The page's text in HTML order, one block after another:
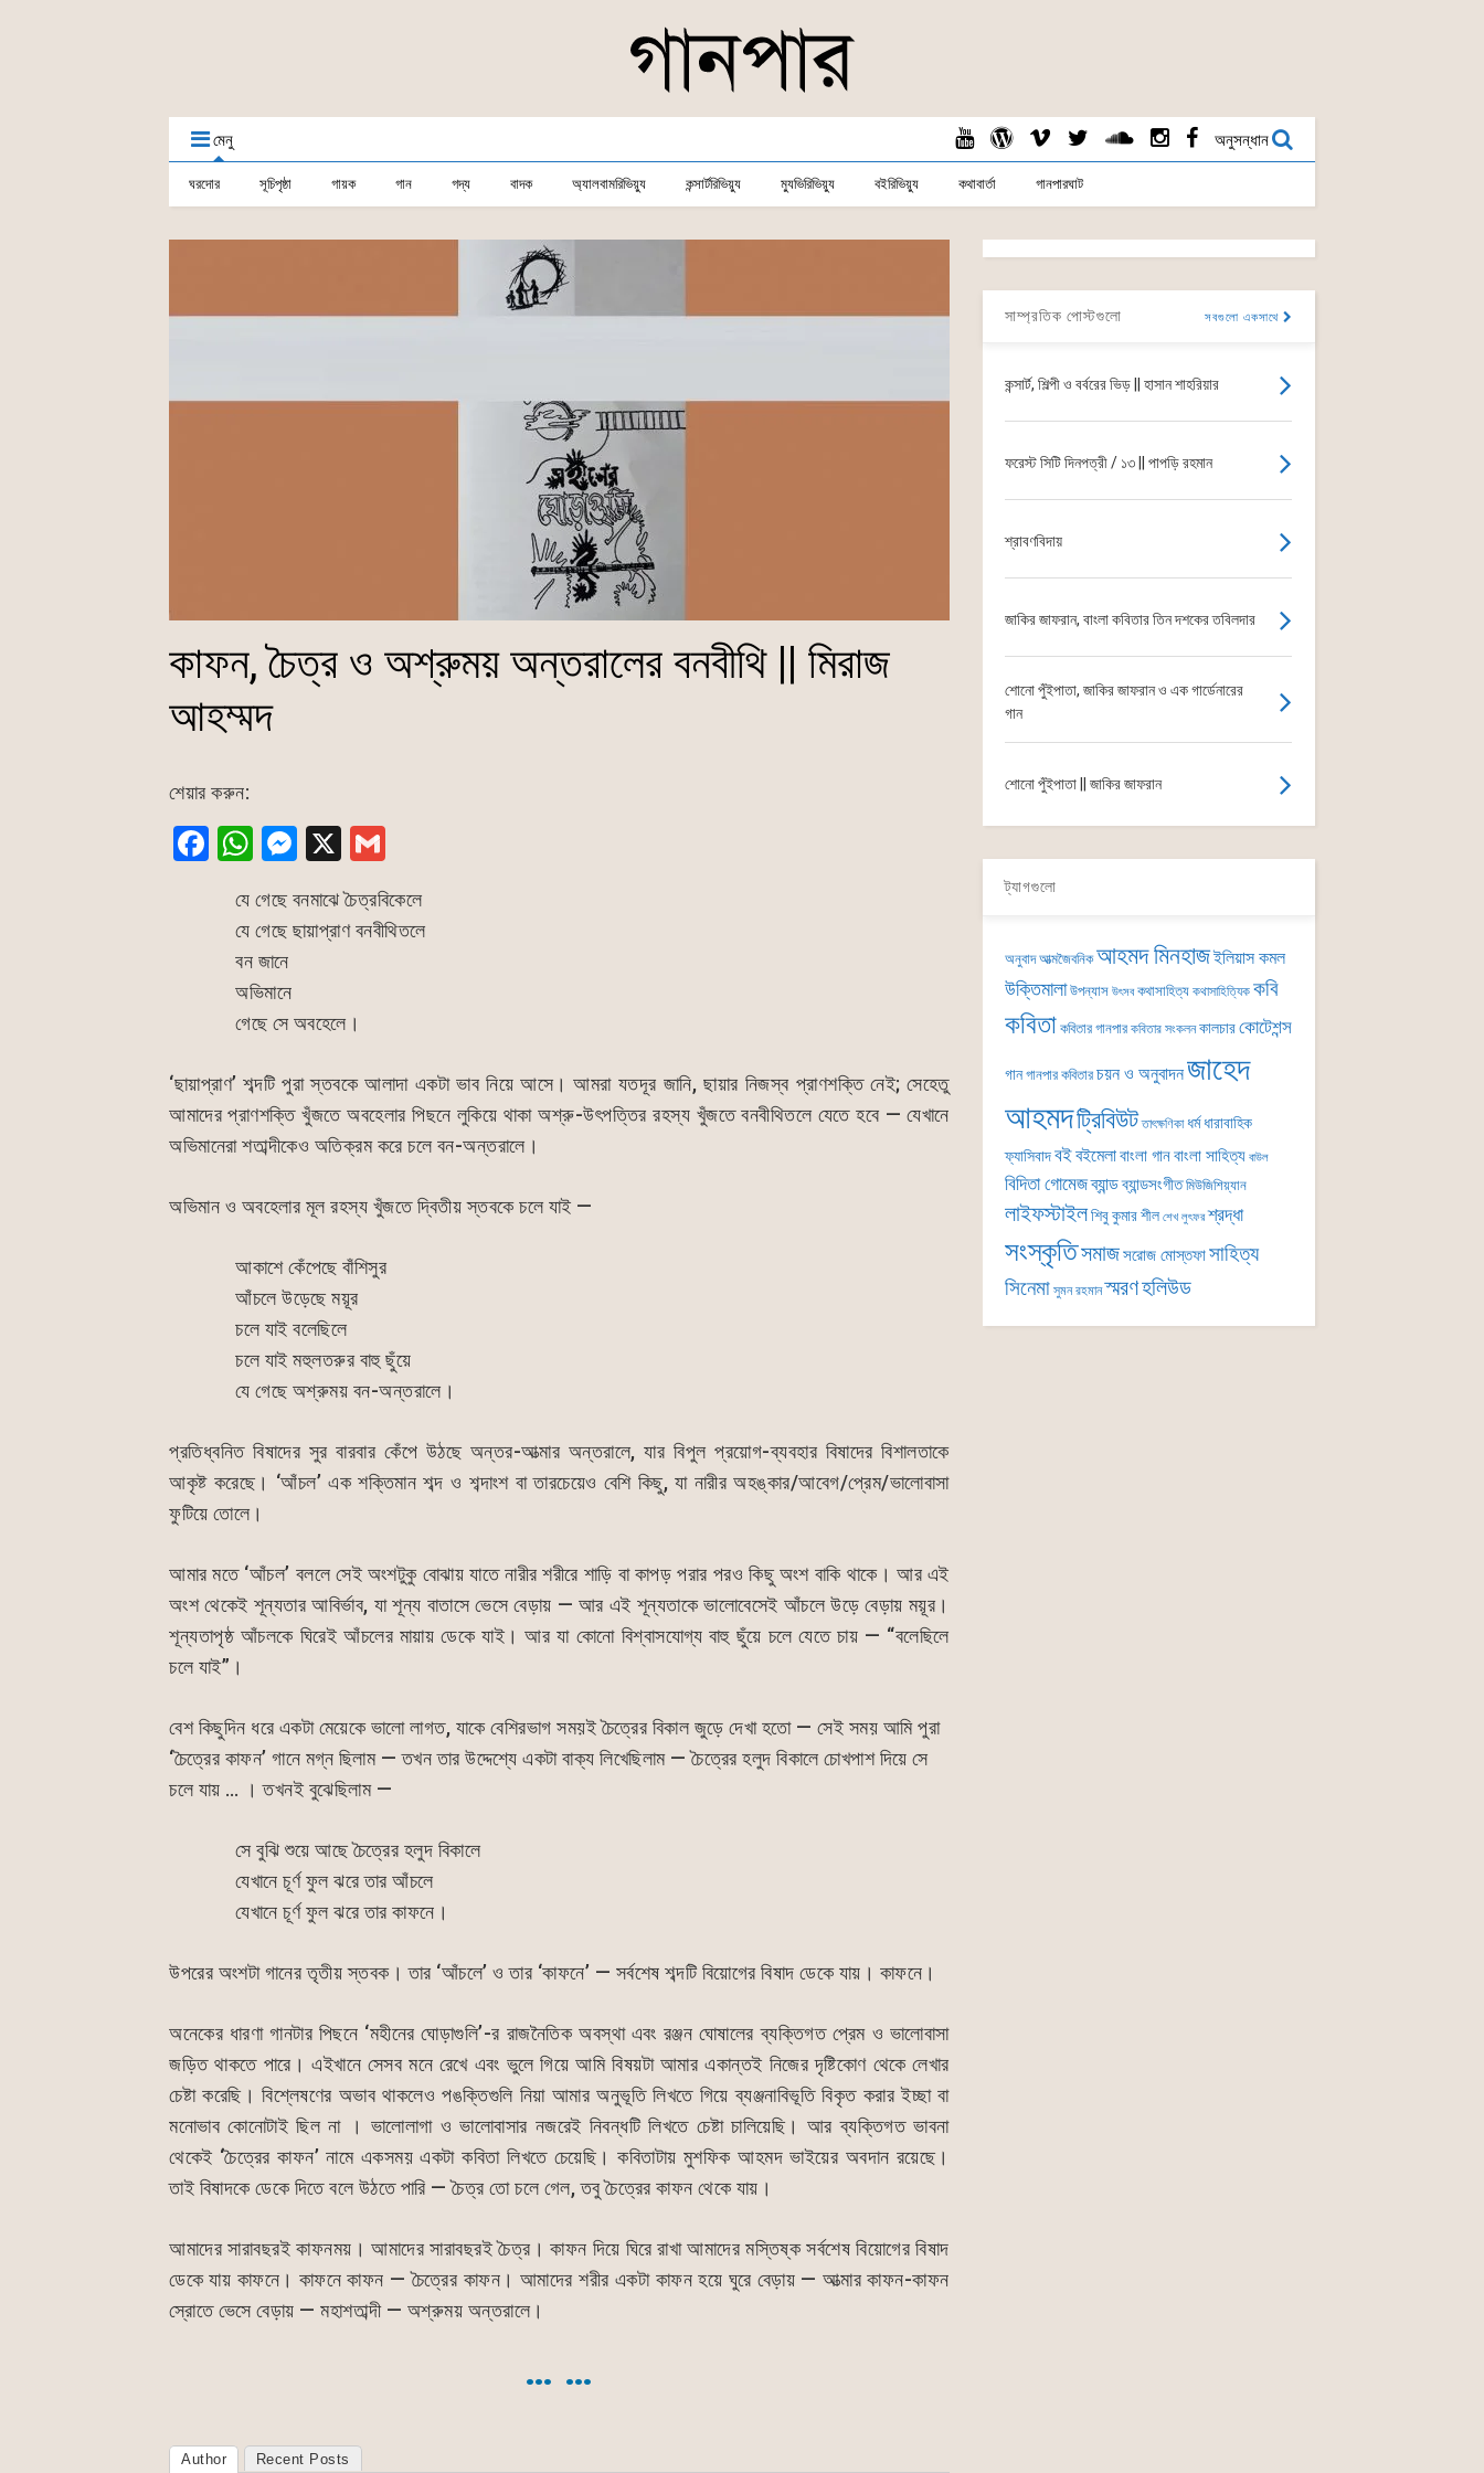
মেনু অনুসন্ধান
ঘরদোর সূচিপৃষ্ঠা গায়ক গান গদ্য বাদক অ্যালবামরিভিয়্যু কন্সার্টরিভিয়্যু ম্যুভিরিভিয়্যু বইরিভিয়্যু কথাবার্তা গানপারঘাট
কাফন, চৈত্র ও অশ্রুময় অন্তরালের বনবীথি || মিরাজ
আহম্মদ
শেয়ার করুন:
F
k
W
at
s
A
p
M
s
s
n
er
X
ai
l
যে গেছে বনমাঝে চৈত্রবিকেলে
যে গেছে ছায়াপ্রাণ বনবীথিতলে
বন জানে
অভিমানে
গেছে সে অবহেলে।
‘ছায়াপ্রাণ’ শব্দটি পুরা স্তবকে আলাদা একটা ভাব নিয়ে আসে। আমরা যতদূর জানি, ছায়ার নিজস্ব প্রাণশক্তি নেই; সেহেতু
আমাদের প্রাণশক্তি খুঁজতে অবহেলার পিছনে লুকিয়ে থাকা অশ্রু-উৎপত্তির রহস্য খুঁজতে বনবীথিতলে যেতে হবে — যেখানে
অভিমানেরা শতাব্দীকেও অতিক্রম করে চলে বন-অন্তরালে।
অভিমান ও অবহেলার মূল রহস্য খুঁজতে দ্বিতীয় স্তবকে চলে যাই —
আকাশে কেঁপেছে বাঁশিসুর
আঁচলে উড়েছে ময়ূর
চলে যাই বলেছিলে
চলে যাই মহুলতরুর বাহু ছুঁয়ে
যে গেছে অশ্রুময় বন-অন্তরালে।
প্রতিধ্বনিত বিষাদের সুর বারবার কেঁপে উঠছে অন্তর-আত্মার অন্তরালে, যার বিপুল প্রয়োগ-ব্যবহার বিষাদের বিশালতাকে
আকৃষ্ট করেছে। ‘আঁচল’ এক শক্তিমান শব্দ ও শব্দাংশ বা তারচেয়েও বেশি কিছু, যা নারীর অহঙ্কার/আবেগ/প্রেম/ভালোবাসা
ফুটিয়ে তোলে।
আমার মতে ‘আঁচল’ বললে সেই অংশটুকু বোঝায় যাতে নারীর শরীরে শাড়ি বা কাপড় পরার পরও কিছু অংশ বাকি থাকে। আর এই
অংশ থেকেই শূন্যতার আবির্ভাব, যা শূন্য বাতাসে ভেসে বেড়ায় — আর এই শূন্যতাকে ভালোবেসেই আঁচলে উড়ে বেড়ায় ময়ূর।
শূন্যতাপৃষ্ঠ আঁচলকে ঘিরেই আঁচলের মায়ায় ডেকে যাই। আর যা কোনো বিশ্বাসযোগ্য বাহু ছুঁয়ে চলে যেতে চায় — “বলেছিলে
চলে যাই”।
বেশ কিছুদিন ধরে একটা মেয়েকে ভালো লাগত, যাকে বেশিরভাগ সময়ই চৈত্রের বিকাল জুড়ে দেখা হতো — সেই সময় আমি পুরা
‘চৈত্রের কাফন’ গানে মগ্ন ছিলাম — তখন তার উদ্দেশ্যে একটা বাক্য লিখেছিলাম — চৈত্রের হলুদ বিকালে চোখপাশ দিয়ে সে
চলে যায় … । তখনই বুঝেছিলাম —
সে বুঝি শুয়ে আছে চৈত্রের হলুদ বিকালে
যেখানে চূর্ণ ফুল ঝরে তার আঁচলে
যেখানে চূর্ণ ফুল ঝরে তার কাফনে।
উপরের অংশটা গানের তৃতীয় স্তবক। তার ‘আঁচলে’ ও তার ‘কাফনে’ — সর্বশেষ শব্দটি বিয়োগের বিষাদ ডেকে যায়। কাফনে।
অনেকের ধারণা গানটার পিছনে ‘মহীনের ঘোড়াগুলি’-র রাজনৈতিক অবস্থা এবং রঞ্জন ঘোষালের ব্যক্তিগত প্রেম ও ভালোবাসা
জড়িত থাকতে পারে। এইখানে সেসব মনে রেখে এবং ভুলে গিয়ে আমি বিষয়টা আমার একান্তই নিজের দৃষ্টিকোণ থেকে লেখার
চেষ্টা করেছি। বিশ্লেষণের অভাব থাকলেও পঙক্তিগুলি নিয়া আমার অনুভূতি লিখতে গিয়ে ব্যঞ্জনাবিভূতি বিকৃত করার ইচ্ছা বা
মনোভাব কোনোটাই ছিল না । ভালোলাগা ও ভালোবাসার নজরেই নিবন্ধটি লিখতে চেষ্টা চালিয়েছি। আর ব্যক্তিগত ভাবনা
থেকেই ‘চৈত্রের কাফন’ নামে একসময় একটা কবিতা লিখতে চেয়েছি। কবিতাটায় মুশফিক আহমদ ভাইয়ের অবদান রয়েছে।
তাই বিষাদকে ডেকে দিতে বলে উঠতে পারি — চৈত্র তো চলে গেল, তবু চৈত্রের কাফন থেকে যায়।
আমাদের সারাবছরই কাফনময়। আমাদের সারাবছরই চৈত্র। কাফন দিয়ে ঘিরে রাখা আমাদের মস্তিষ্ক সর্বশেষ বিয়োগের বিষাদ
ডেকে যায় কাফনে। কাফনে কাফন — চৈত্রের কাফন। আমাদের শরীর একটা কাফন হয়ে ঘুরে বেড়ায় — আত্মার কাফন-কাফন
স্রোতে ভেসে বেড়ায় — মহাশতাব্দী — অশ্রুময় অন্তরালে।
… …
Author Recent Posts
সাম্প্রতিক পোস্টগুলো সবগুলো একসাথে
কন্সার্ট, শিল্পী ও বর্বরের ভিড় || হাসান শাহরিয়ার
ফরেস্ট সিটি দিনপত্রী / ১৩ || পাপড়ি রহমান
শ্রাবণবিদায়
জাকির জাফরান, বাংলা কবিতার তিন দশকের তবিলদার
শোনো পুঁইপাতা, জাকির জাফরান ও এক গার্ডেনারের
গান
শোনো পুঁইপাতা || জাকির জাফরান
ট্যাগগুলো
অনুবাদ আত্মজৈবনিক আহমদ মিনহাজইলিয়াস কমল
উক্তিমালা উপন্যাস উৎসব কথাসাহিত্য কথাসাহিত্যিক কবি
কবিতা কবিতার গানপার কবিতার সংকলন কালচারকোটেশন্স
গান গানপার কবিতার চয়ন ও অনুবাদনজাহেদ
আহমদট্রিবিউট তাৎক্ষণিকা ধর্ম ধারাবাহিক
ফ্যাসিবাদবইবইমেলাবাংলা গানবাংলা সাহিত্য বাউল
বিদিতা গোমেজব্যান্ডব্যান্ডসংগীত মিউজিশিয়্যান
লাইফস্টাইলশিবু কুমার শীল শেখ লুৎফর শ্রদ্ধা
সংস্কৃতিসমাজসরোজ মোস্তফাসাহিত্য
সিনেমা সুমন রহমান স্মরণহলিউড